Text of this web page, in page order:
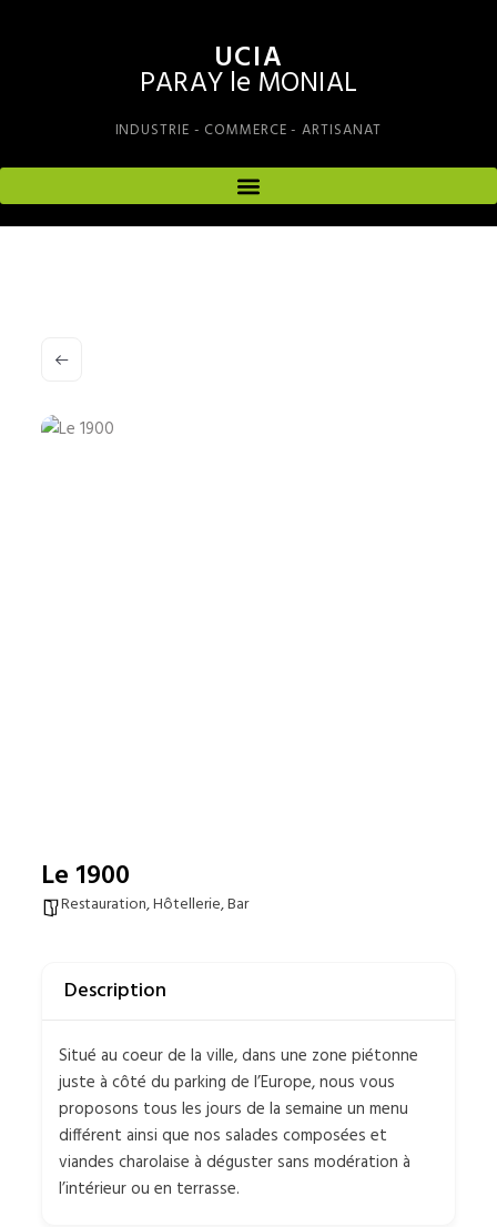
UCIA
PARAY le MONIAL
INDUSTRIE - COMMERCE - ARTISANAT
Le 1900
Restauration, Hôtellerie, Bar
Description
Situé au coeur de la ville, dans une zone piétonne
juste à côté du parking de l’Europe, nous vous
proposons tous les jours de la semaine un menu
différent ainsi que nos salades composées et
viandes charolaise à déguster sans modération à
l’intérieur ou en terrasse.